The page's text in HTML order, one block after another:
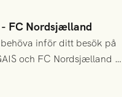
FC Nordsjælland
inför ditt besök på
och FC Nordsjælland i
kl 19.00 på torsdag